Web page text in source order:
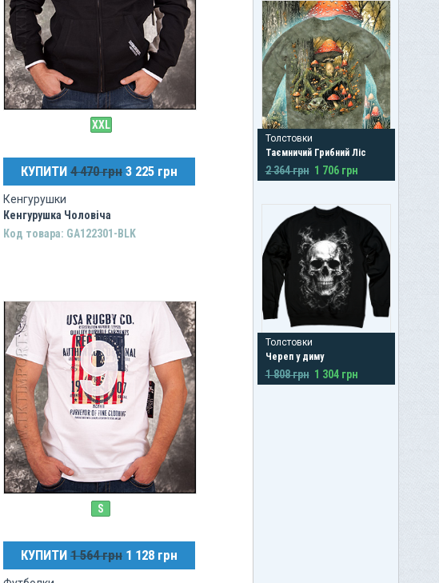
XXL
КУПИТИ 4 470 грн 3 225 грн
Кенгурушки
Кенгурушка Чоловіча
Код товара: GA122301-BLK
S
КУПИТИ 1 564 грн 1 128 грн
Толстовки
Таємничий Грибний Ліс
2 364 грн 1 706 грн
Толстовки
Череп у диму
1 808 грн 1 304 грн